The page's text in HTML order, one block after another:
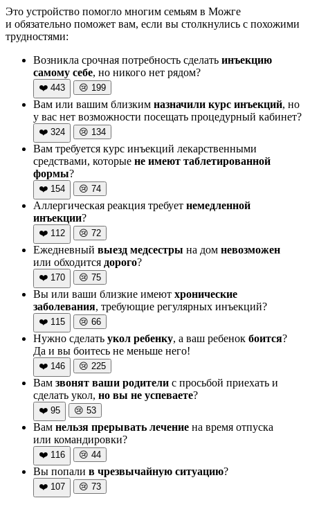
Это устройство помогло многим семьям в Можге
и обязательно поможет вам, если вы столкнулись с похожими
трудностями:
Возникла срочная потребность сделать инъекцию
самому себе, но никого нет рядом?
❤️ 443 😢 199
Вам или вашим близким назначили курс инъекций, но
у вас нет возможности посещать процедурный кабинет?
❤️ 324 😢 134
Вам требуется курс инъекций лекарственными
средствами, которые не имеют таблетированной
формы?
❤️ 154 😢 74
Аллергическая реакция требует немедленной
инъекции?
❤️ 112 😢 72
Ежедневный выезд медсестры на дом невозможен
или обходится дорого?
❤️ 170 😢 75
Вы или ваши близкие имеют хронические
заболевания, требующие регулярных инъекций?
❤️ 115 😢 66
Нужно сделать укол ребенку, а ваш ребенок боится?
Да и вы боитесь не меньше него!
❤️ 146 😢 225
Вам звонят ваши родители с просьбой приехать и
сделать укол, но вы не успеваете?
❤️ 95 😢 53
Вам нельзя прерывать лечение на время отпуска
или командировки?
❤️ 116 😢 44
Вы попали в чрезвычайную ситуацию?
❤️ 107 😢 73